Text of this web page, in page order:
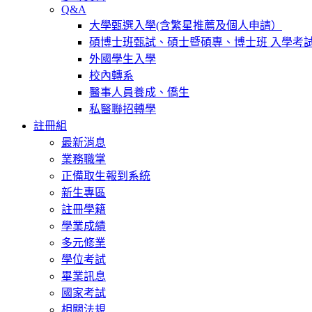
Q&A
大學甄選入學(含繁星推薦及個人申請）
碩博士班甄試、碩士暨碩專、博士班 入學考
外國學生入學
校內轉系
醫事人員養成、僑生
私醫聯招轉學
註冊組
最新消息
業務職掌
正備取生報到系統
新生專區
註冊學籍
學業成績
多元修業
學位考試
畢業訊息
國家考試
相關法規